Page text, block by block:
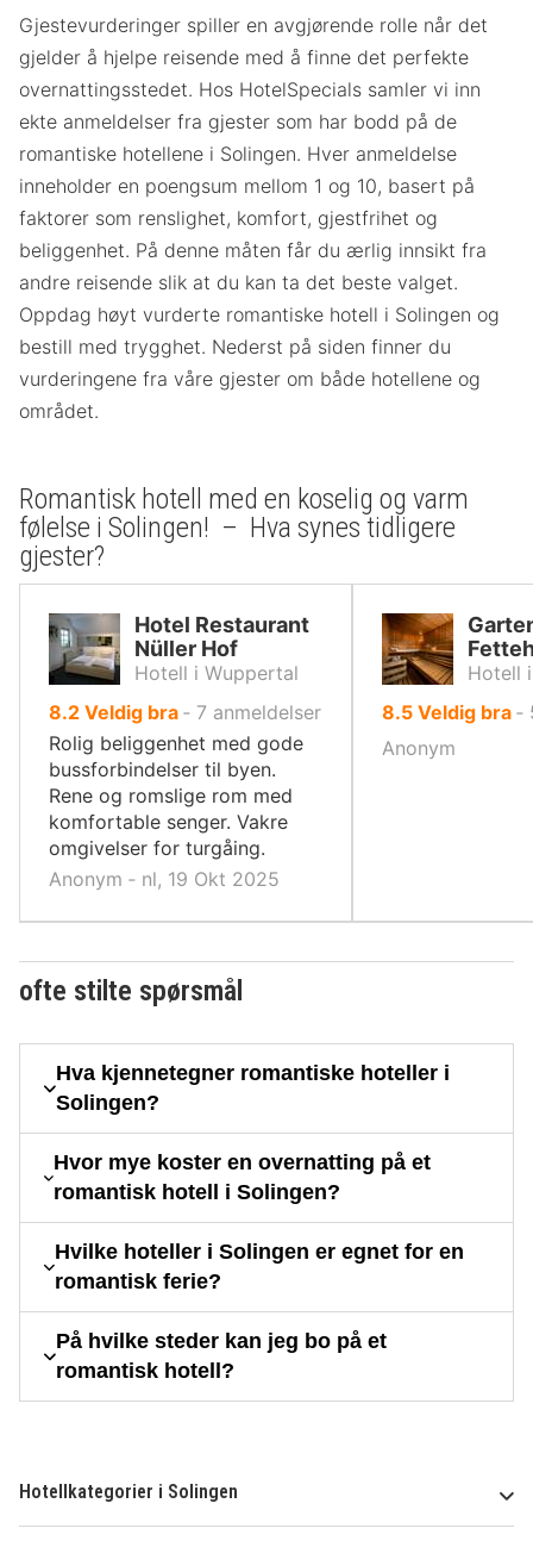
Gjestevurderinger spiller en avgjørende rolle når det
gjelder å hjelpe reisende med å finne det perfekte
overnattingsstedet. Hos HotelSpecials samler vi inn
ekte anmeldelser fra gjester som har bodd på de
romantiske hotellene i Solingen. Hver anmeldelse
inneholder en poengsum mellom 1 og 10, basert på
faktorer som renslighet, komfort, gjestfrihet og
beliggenhet. På denne måten får du ærlig innsikt fra
andre reisende slik at du kan ta det beste valget.
Oppdag høyt vurderte romantiske hotell i Solingen og
bestill med trygghet. Nederst på siden finner du
vurderingene fra våre gjester om både hotellene og
området.
Romantisk hotell med en koselig og varm
følelse i Solingen! – Hva synes tidligere
gjester?
Hotel Restaurant
Nüller Hof
Hotell i Wuppertal
8.2av
10,
Veldig bra ‐ 7 anmeldelser
Rolig beliggenhet med gode
bussforbindelser til byen.
Rene og romslige rom med
komfortable senger. Vakre
omgivelser for turgåing.
Anonym ‐ nl, 19 Okt 2025
Hotell
8.5av
Veldig bra ‐
Anonym
ofte stilte spørsmål
Hva kjennetegner romantiske hoteller i
Solingen?
Hvor mye koster en overnatting på et
romantisk hotell i Solingen?
Hvilke hoteller i Solingen er egnet for en
romantisk ferie?
På hvilke steder kan jeg bo på et
romantisk hotell?
Hotellkategorier i Solingen